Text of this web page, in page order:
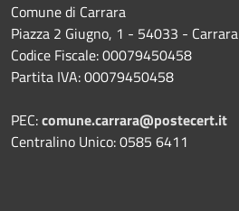
Comune di Carrara
Piazza 2 Giugno, 1 - 54033 - Carrara
Codice Fiscale: 00079450458
Partita IVA: 00079450458
PEC:comune.carrara@postecert.it
Centralino Unico: 0585 6411